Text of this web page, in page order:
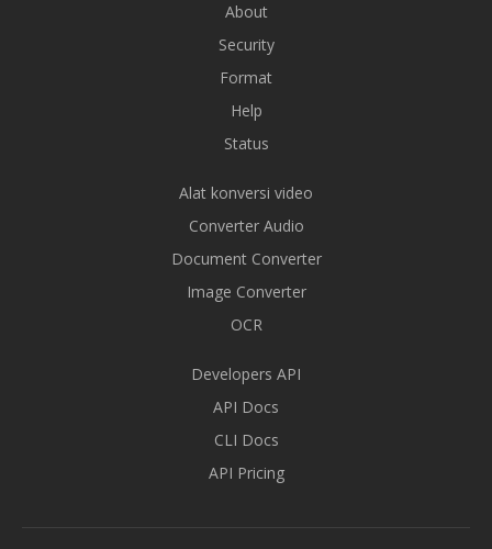
About
Security
Format
Help
Status
Alat konversi video
Converter Audio
Document Converter
Image Converter
OCR
Developers API
API Docs
CLI Docs
API Pricing